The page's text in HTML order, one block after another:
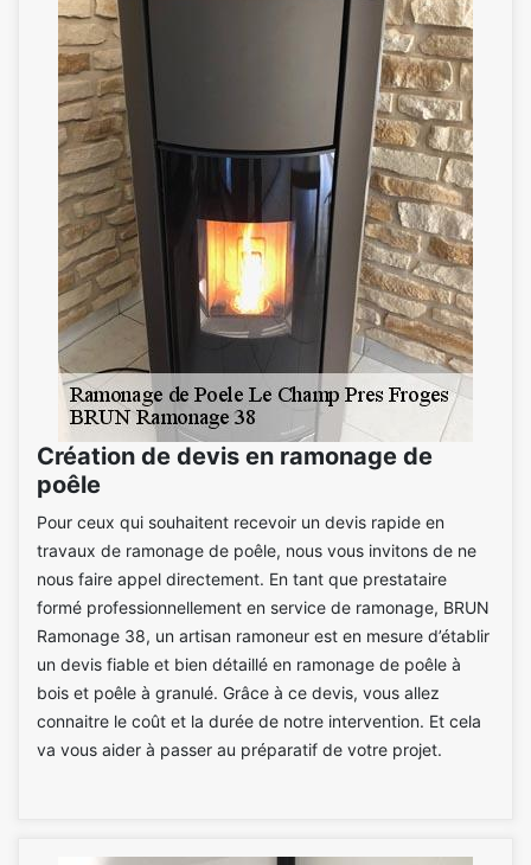
Création de devis en ramonage de
poêle
Pour ceux qui souhaitent recevoir un devis rapide en
travaux de ramonage de poêle, nous vous invitons de ne
nous faire appel directement. En tant que prestataire
formé professionnellement en service de ramonage, BRUN
Ramonage 38, un artisan ramoneur est en mesure d’établir
un devis fiable et bien détaillé en ramonage de poêle à
bois et poêle à granulé. Grâce à ce devis, vous allez
connaitre le coût et la durée de notre intervention. Et cela
va vous aider à passer au préparatif de votre projet.